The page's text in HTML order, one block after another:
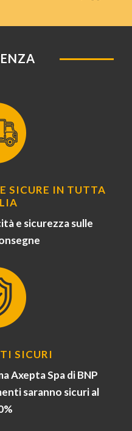
SICURE IN TUTTA
e sicurezza sulle
SICURI
Axepta Spa di BNP
saranno sicuri al